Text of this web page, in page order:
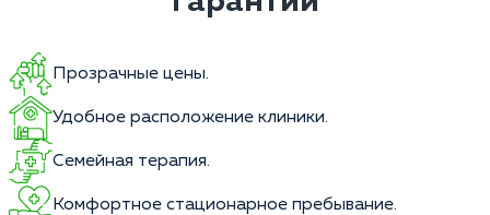
Прозрачные цены.
Удобное расположение клиники.
Семейная терапия.
Комфортное стационарное пребывание.